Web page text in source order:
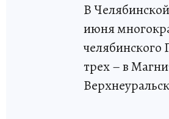
В
июня
трех – в